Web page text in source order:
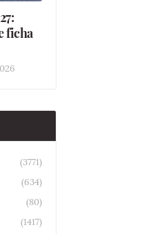
ficha
(3771)
(634)
(80)
(1417)